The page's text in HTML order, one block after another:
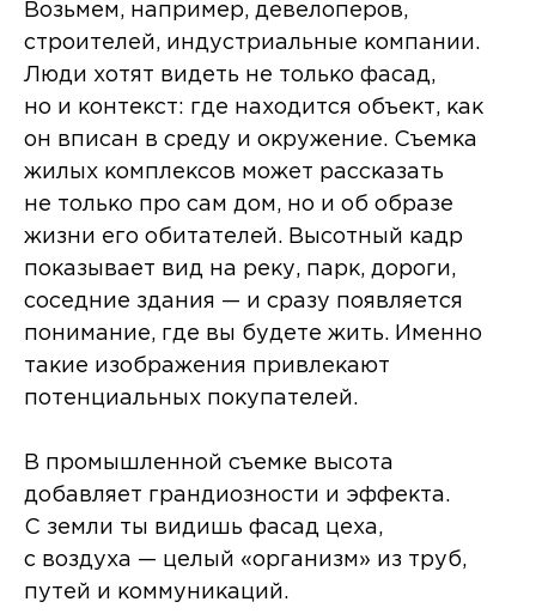
Возьмем, например, девелоперов,
строителей, индустриальные компании.
Люди хотят видеть не только фасад,
но и контекст: где находится объект, как
он вписан в среду и окружение. Съемка
жилых комплексов может рассказать
не только про сам дом, но и об образе
жизни его обитателей. Высотный кадр
показывает вид на реку, парк, дороги,
соседние здания — и сразу появляется
понимание, где вы будете жить. Именно
такие изображения привлекают
потенциальных покупателей.
В промышленной съемке высота
добавляет грандиозности и эффекта.
С земли ты видишь фасад цеха,
с воздуха — целый «организм» из труб,
путей и коммуникаций.